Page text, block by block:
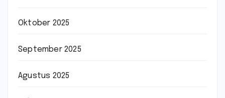
Oktober 2025
September 2025
Agustus 2025